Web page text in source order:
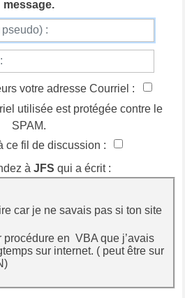
message.
votre adresse Courriel :
utilisée est protégée contre le
SPAM.
ce fil de discussion :
à JFS qui a écrit :
car je ne savais pas si ton site
procédure en VBA que j’avais
sur internet. ( peut être sur